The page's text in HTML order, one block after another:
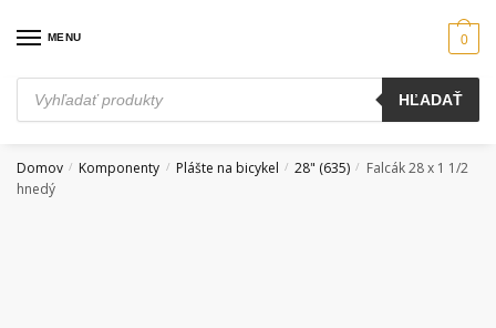
MENU
Products
search
HĽADAŤ
0
Domov / Komponenty / Plášte na bicykel / 28" (635) /
Falcák 28 x 1 1/2
hnedý